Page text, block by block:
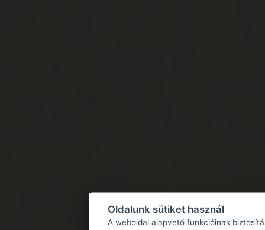
Oldalunk sütiket használ
A weboldal alapvető funkcióinak